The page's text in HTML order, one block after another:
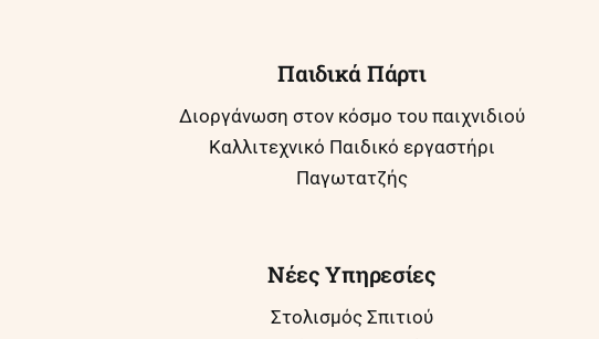
Παιδικά Πάρτι
Διοργάνωση στον κόσμο του παιχνιδιού
Καλλιτεχνικό Παιδικό εργαστήρι
Παγωτατζής
Νέες Υπηρεσίες
Στολισμός Σπιτιού